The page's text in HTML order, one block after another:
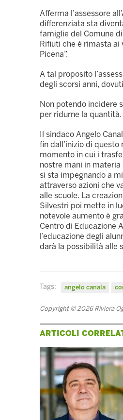
Afferma l’assessore
differenziata sta
famiglie del Comune
Rifiuti che è rimasta ai
Picena”.
A tal proposito
degli scorsi anni,
Non potendo incidere
per ridurne la quantità.
Il sindaco Angelo
fin dall’inizio di
momento in cui i
nostre mani in
si sta impegnando a
attraverso azioni che
alle scuole. La
Silvestri poi mette in
notevole aumento è
Centro di Educazione
l’educazione degli
darà la possibilità alle
Tags: angelo canala
Copyright © 2026 Riviera
ARTICOLI